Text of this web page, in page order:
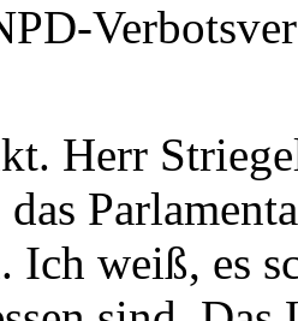
Herr
das
Ich weiß, es